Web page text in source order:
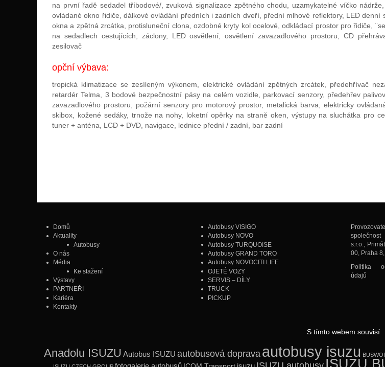
na první řadě sedadel tříbodové/, zvuková signalizace zpětného chodu, uzamykatelné víčko
ovládané okno řidiče, dálkové ovládání předních i zadních dveří, přední mlhové reflektory, LED
okna a zpětná zrcátka, protisluneční clona, ozdobné kryty kol ocelové, odkládací prostor pro řidiče,
na sedadlech cestujících, záclony, LED osvětlení, osvětlení zavazadlového prostoru, CD
zesilovač
opční výbava:
tropická klimatizace se zesíleným výkonem, elektrické ovládání zpětných zrcátek, předehřívač
retardér Telma, 3 bodové bezpečnostní pásy na celém vozidle, parkovací senzory, předehřev
zavazadlového prostoru, požární senzory pro motorový prostor, metalická barva, elektricky
skibox, kožené sedáky, trnože na nohy, loketní opěrky na straně oken, výstupy na sluchátka pro
tuner + anténa, LCD + DVD, navigace, lednice přední / zadní, bar zadní
Domů
Aktuality
Autobusy
O nás
Média
Ke stažení
Výstavy
PARTNEŘI
Kariéra
Kontakty
Autobusy VISIGO
Autobusy NOVO
Autobusy TURQUOISE
Autobusy GRAND TORO
Autobusy NOVOCITI LIFE
OJETÉ VOZY
SERVIS – DÍLY
TRUCK
PICKUP
s.r.o.,
00, Praha
Politika
údajů
S tímto webem souvisí
Anadolu ISUZU Autobus ISUZU autobusová doprava autobusy isuzu
ISUZU